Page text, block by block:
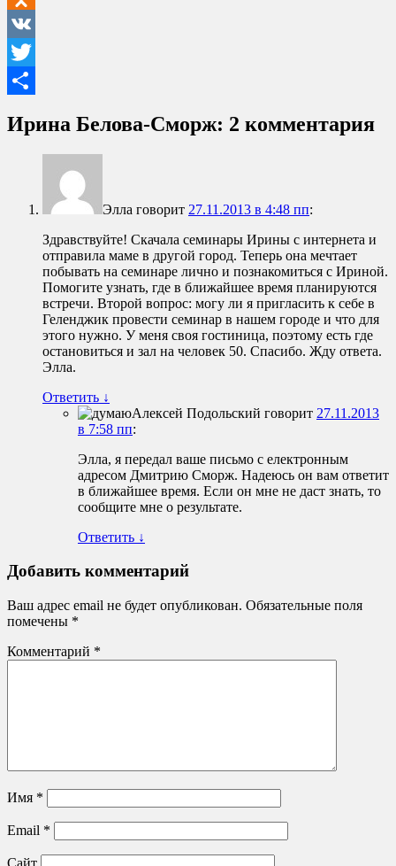
Odnoklassniki
VK
Twitter
Ирина Белова-Сморж: 2 комментария
Элла говорит 27.11.2013 в 4:48 пп:
Здравствуйте! Скачала семинары Ирины с интернета и
отправила маме в другой город. Теперь она мечтает
побывать на семинаре лично и познакомиться с Ириной.
Помогите узнать, где в ближайшее время планируются
встречи. Второй вопрос: могу ли я пригласить к себе в
Геленджик провести семинар в нашем городе и что для
этого нужно. У меня своя гостиница, поэтому есть где
остановиться и зал на человек 50. Спасибо. Жду ответа.
Элла.
Ответить ↓
Алексей Подольский говорит 27.11.2013
в 7:58 пп:
Элла, я передал ваше письмо с електронным
адресом Дмитрию Сморж. Надеюсь он вам ответит
в ближайшее время. Если он мне не даст знать, то
сообщите мне о результате.
Ответить ↓
Добавить комментарий
Ваш адрес email не будет опубликован. Обязательные поля
помечены *
Комментарий *
Имя *
Email *
Сайт